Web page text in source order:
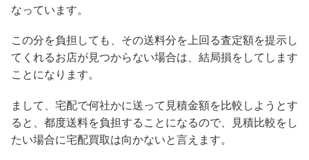
なっています。
この分を負担しても、その送料分を上回る査定額を提示し
てくれるお店が見つからない場合は、結局損をしてします
ことになります。
まして、宅配で何社かに送って見積金額を比較しようとす
ると、都度送料を負担することになるので、見積比較をし
たい場合に宅配買取は向かないと言えます。